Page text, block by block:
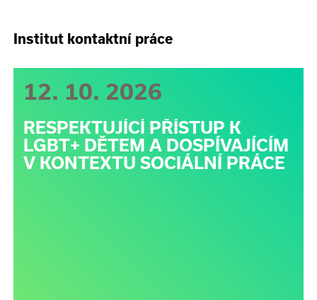
Institut kontaktní práce
12. 10. 2026
RESPEKTUJÍCÍ PŘÍSTUP K
LGBT+ DĚTEM A DOSPÍVAJÍCÍM
V KONTEXTU SOCIÁLNÍ PRÁCE